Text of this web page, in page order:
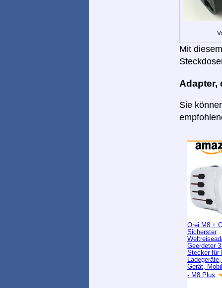
Mit
Adapter,
Sie
Orei M8 +
Sicherster
Geerdeter
Stecker für
Gerät,
- M8 Plus